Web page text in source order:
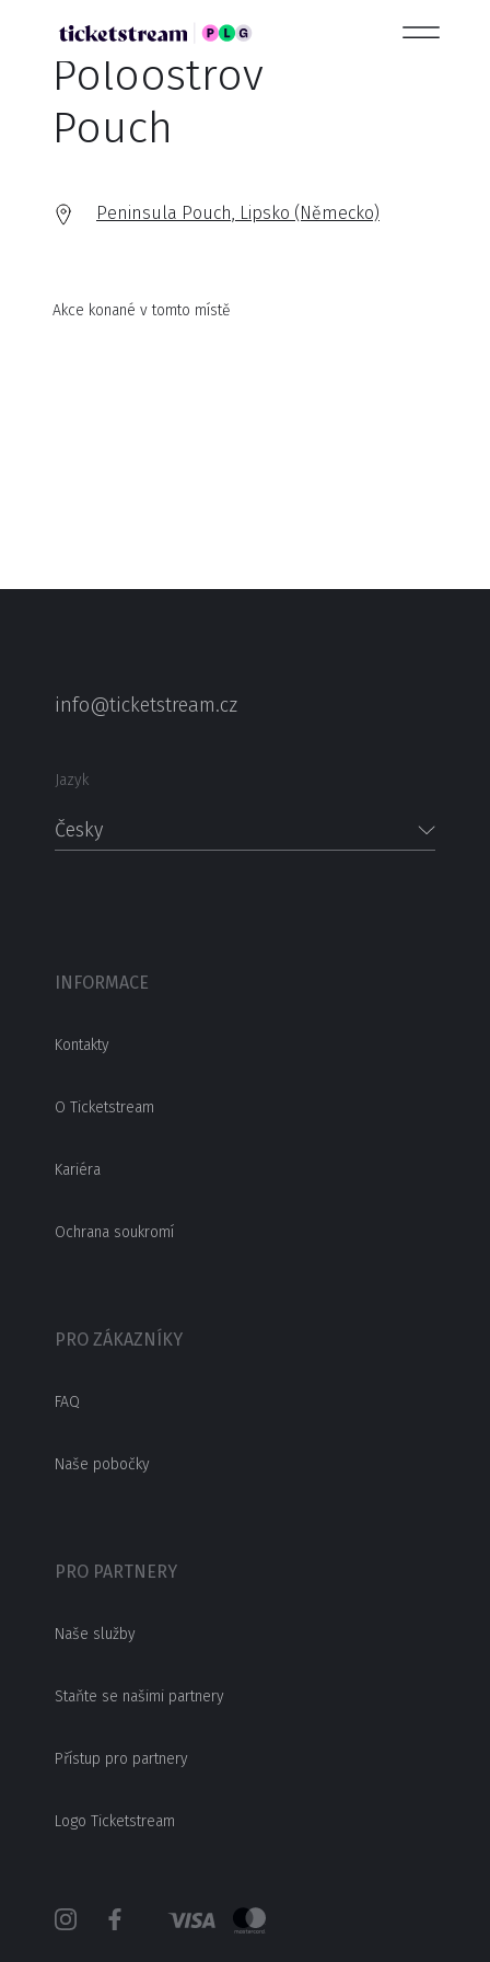
Poloostrov
Pouch
Peninsula Pouch, Lipsko (Německo)
Akce konané v tomto místě
info@ticketstream.cz
Jazyk
Česky
INFORMACE
Kontakty
O Ticketstream
Kariéra
Ochrana soukromí
PRO ZÁKAZNÍKY
FAQ
Naše pobočky
PRO PARTNERY
Naše služby
Staňte se našimi partnery
Přístup pro partnery
Logo Ticketstream